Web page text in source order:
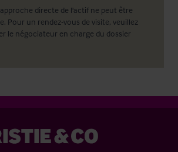
directe de l'actif ne peut être
Pour un rendez-vous de visite, veuillez
le négociateur en charge du dossier